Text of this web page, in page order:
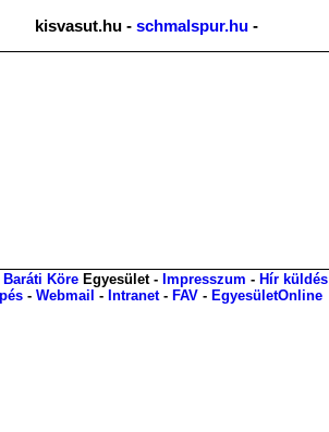
kisvasut.hu - schmalspur.hu-
Baráti Köre Egyesület - Impresszum - Hír küldés
- Webmail - Intranet- FAV - EgyesületOnline